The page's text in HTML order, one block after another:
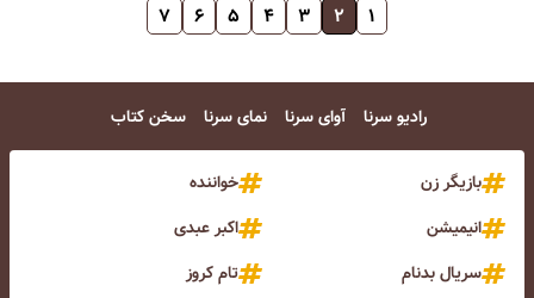
۱ ۲ ۳ ۴ ۵ ۶ ۷
رادیو سرنا آوای سرنا نمای سرنا سخن کتاب
بازیگر زن
خواننده
انیمیشن
اکبر عبدی
سریال بدنام
تام کروز